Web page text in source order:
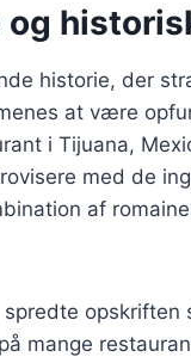
historie, der
at være
i Tijuana,
med de
af
opskriften
mange